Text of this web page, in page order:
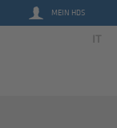
MEIN HDS
IT